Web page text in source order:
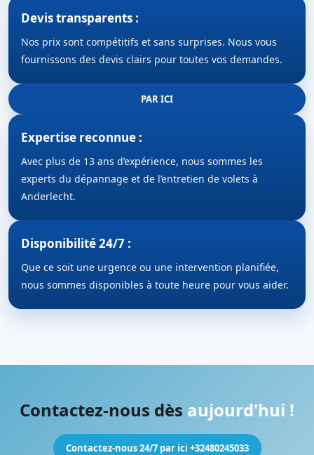
Devis transparents :
Nos prix sont compétitifs et sans surprises. Nous vous
fournissons des devis clairs pour toutes vos demandes.
PAR ICI
Expertise reconnue :
Avec plus de 13 ans d’expérience, nous sommes les
experts du dépannage et de l’entretien de volets à
Anderlecht.
Disponibilité 24/7 :
Que ce soit une urgence ou une intervention planifiée,
nous sommes disponibles à toute heure pour vous aider.
Contactez-nous dès aujourd'hui !
Contactez-nous 24/7 par ici +32480245033